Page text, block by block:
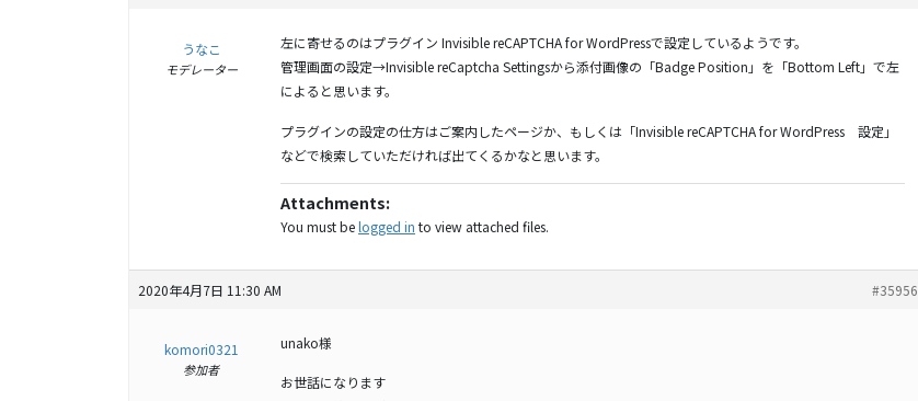
うなこ
モデレーター
左に寄せるのはプラグイン Invisible reCAPTCHA for WordPressで設定しているようです。
管理画面の設定→Invisible reCaptcha Settingsから添付画像の「Badge Position」を「Bottom Left」で左
によると思います。
プラグインの設定の仕方はご案内したページか、もしくは「Invisible reCAPTCHA for WordPress 設定」
などで検索していただければ出てくるかなと思います。
Attachments:
You must belogged in to view attached files.
2020年4月7日 11:30 AM #35956
komori0321
参加者
unako様
お世話になります